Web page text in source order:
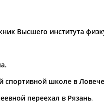
* для действующих спортсменов
Высшего института
спортивной школе в
переехал в Рязань.